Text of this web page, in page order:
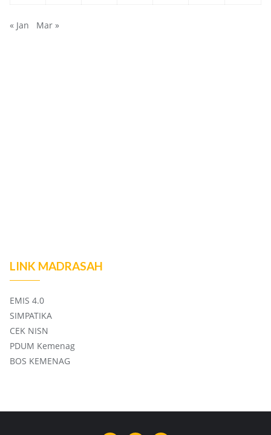
« Jan Mar »
LINK MADRASAH
EMIS 4.0
SIMPATIKA
CEK NISN
PDUM Kemenag
BOS KEMENAG